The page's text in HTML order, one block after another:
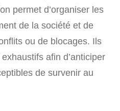
permet d’organiser les
de la société et de
ou de blocages. Ils
afin d’anticiper
de survenir au